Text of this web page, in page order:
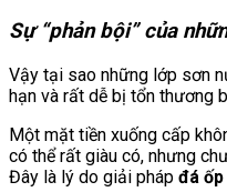
Sự “phản bội” của
Vậy tại sao những lớp sơn
hạn và rất dễ bị tổn thương
Một mặt tiền xuống cấp
có thể rất giàu có, nhưng
Đây là lý do giải pháp đá